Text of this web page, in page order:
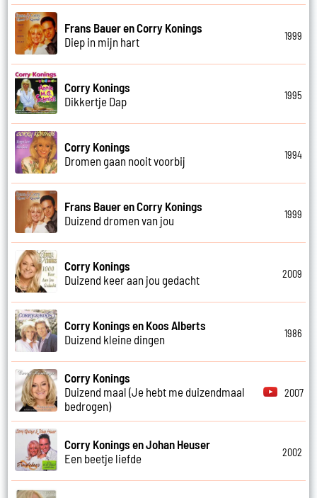
Frans Bauer en Corry Konings
Diep in mijn hart
1999
Corry Konings
Dikkertje Dap
1995
Corry Konings
Dromen gaan nooit voorbij
1994
Frans Bauer en Corry Konings
Duizend dromen van jou
1999
Corry Konings
Duizend keer aan jou gedacht
2009
Corry Konings en Koos Alberts
Duizend kleine dingen
1986
Corry Konings
Duizend maal (Je hebt me duizendmaal
bedrogen)
2007
Corry Konings en Johan Heuser
Een beetje liefde
2002